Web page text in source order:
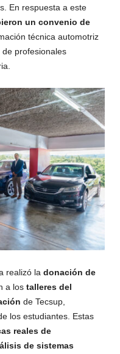
En respuesta a este
un convenio de
técnica automotriz
profesionales
realizó la donación de
a los talleres del
de Tecsup,
los estudiantes. Estas
reales de
de sistemas